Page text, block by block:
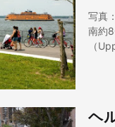
写真
南約
（
ヘ